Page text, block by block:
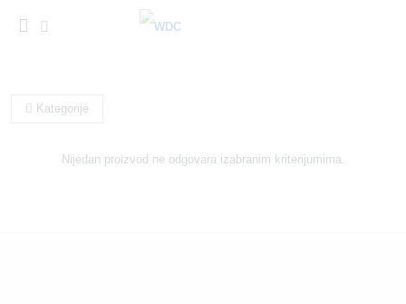
Kategorije
Nijedan proizvod ne odgovara izabranim kriterijumima.